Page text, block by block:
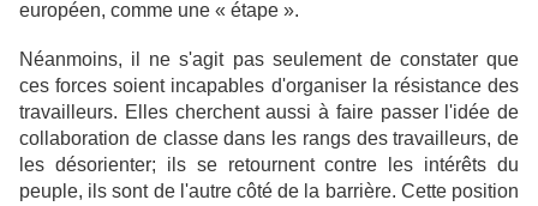
européen, comme une « étape ».
Néanmoins, il ne s'agit pas seulement de constater que
ces forces soient incapables d'organiser la résistance des
travailleurs. Elles cherchent aussi à faire passer l'idée de
collaboration de classe dans les rangs des travailleurs, de
les désorienter; ils se retournent contre les intérêts du
peuple, ils sont de l'autre côté de la barrière. Cette position